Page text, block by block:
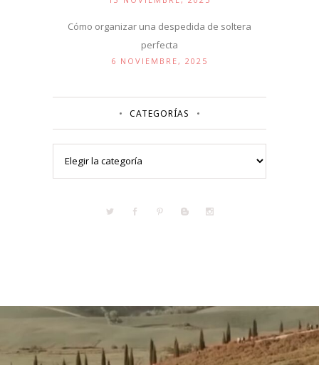
Cómo organizar una despedida de soltera
perfecta
6 NOVIEMBRE, 2025
CATEGORÍAS